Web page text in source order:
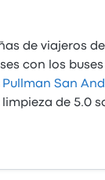
de viajeros
con los
Pullman San
de 5.0